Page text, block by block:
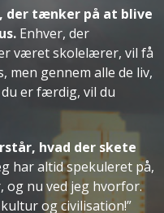
der tænker på at blive
Enhver, der
været skolelærer, vil få
men gennem alle de liv,
er færdig, vil du
hvad der skete
har altid spekuleret på,
og nu ved jeg hvorfor.
og civilisation!”